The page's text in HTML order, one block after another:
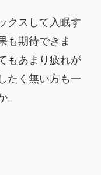
クスして入眠す
も期待できま
もあまり疲れが
たく無い方も一
。